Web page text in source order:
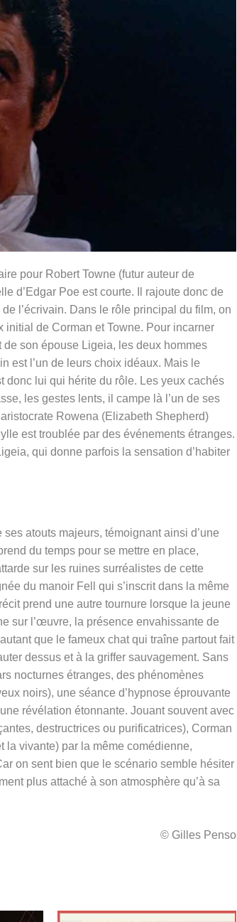
pour Robert Towne (futur auteur de
d’Edgar Poe est courte. Il rajoute donc de
l’écrivain. Dans le rôle principal du film, on
initial de Corman et Towne. Pour incarner
son épouse Ligeia, les deux hommes
est l’un de leurs choix idéaux. Mais le
donc lui qui hérite du rôle. Les yeux cachés
les gestes lents, il campe là l’un de ses
Rowena (Elizabeth Shepherd)
est troublée par des événements étranges.
qui donne parfois la sensation d’habiter
ses atouts majeurs, témoignant ainsi d’une
du temps pour se mettre en place,
sur les ruines surréalistes de cette
du manoir Fell qui s’inscrit dans la même
prend une autre tournure lorsque la jeune
sur l’œuvre, la présence envahissante de
que le fameux chat qui traîne partout fait
dessus et à la griffer sauvagement. Sans
nocturnes étranges, des phénomènes
noirs), une séance d’hypnose éprouvante
révélation étonnante. Jouant souvent avec
destructrices ou purificatrices), Corman
la vivante) par la même comédienne,
on sent bien que le scénario semble hésiter
plus attaché à son atmosphère qu’à sa
© Gilles Penso